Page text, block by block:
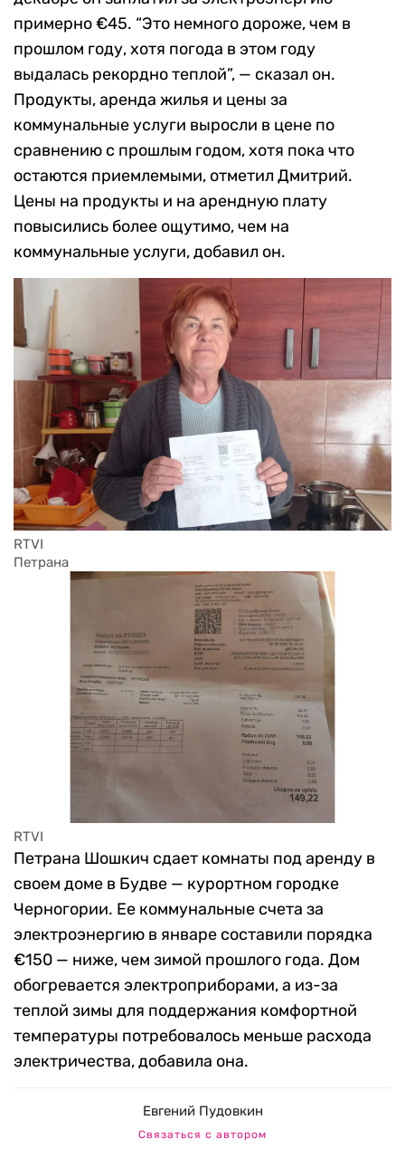
примерно €45. “Это немного дороже, чем в
прошлом году, хотя погода в этом году
выдалась рекордно теплой”, — сказал он.
Продукты, аренда жилья и цены за
коммунальные услуги выросли в цене по
сравнению с прошлым годом, хотя пока что
остаются приемлемыми, отметил Дмитрий.
Цены на продукты и на арендную плату
повысились более ощутимо, чем на
коммунальные услуги, добавил он.
RTVI
Петрана
RTVI
Петрана Шошкич сдает комнаты под аренду в
своем доме в Будве — курортном городке
Черногории. Ее коммунальные счета за
электроэнергию в январе составили порядка
€150 — ниже, чем зимой прошлого года. Дом
обогревается электроприборами, а из-за
теплой зимы для поддержания комфортной
температуры потребовалось меньше расхода
электричества, добавила она.
Евгений Пудовкин
Связаться с автором